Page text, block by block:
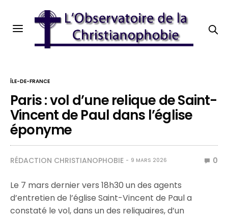
ÎLE-DE-FRANCE
Paris : vol d’une relique de Saint-
Vincent de Paul dans l’église
éponyme
RÉDACTION CHRISTIANOPHOBIE 9 MARS 2026 0
Le 7 mars dernier vers 18h30 un des agents
d’entretien de l’église Saint-Vincent de Paul a
constaté le vol, dans un des reliquaires, d’un